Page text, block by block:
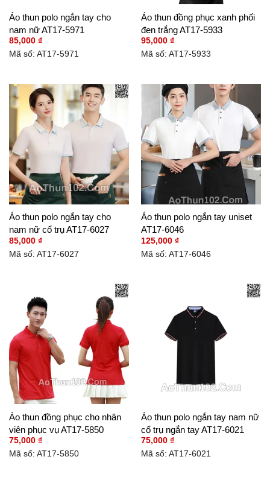
Áo thun polo ngắn tay cho
nam nữ AT17-5971
85,000 ₫
Mã số: AT17-5971
Áo thun đồng phục xanh phối
đen trắng AT17-5933
95,000 ₫
Mã số: AT17-5933
Áo thun polo ngắn tay cho
nam nữ cổ trụ AT17-6027
85,000 ₫
Mã số: AT17-6027
Áo thun polo ngắn tay uniset
AT17-6046
125,000 ₫
Mã số: AT17-6046
Áo thun đồng phục cho nhân
viên phục vụ AT17-5850
75,000 ₫
Mã số: AT17-5850
Áo thun polo ngắn tay nam nữ
cổ trụ ngắn tay AT17-6021
75,000 ₫
Mã số: AT17-6021